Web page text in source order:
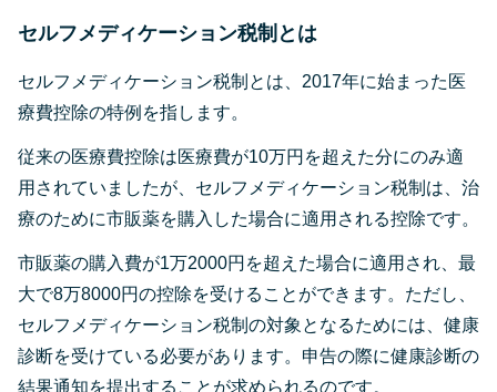
セルフメディケーション税制とは
セルフメディケーション税制とは、2017年に始まった医
療費控除の特例を指します。
従来の医療費控除は医療費が10万円を超えた分にのみ適
用されていましたが、セルフメディケーション税制は、治
療のために市販薬を購入した場合に適用される控除です。
市販薬の購入費が1万2000円を超えた場合に適用され、最
大で8万8000円の控除を受けることができます。ただし、
セルフメディケーション税制の対象となるためには、健康
診断を受けている必要があります。申告の際に健康診断の
結果通知を提出することが求められるのです。